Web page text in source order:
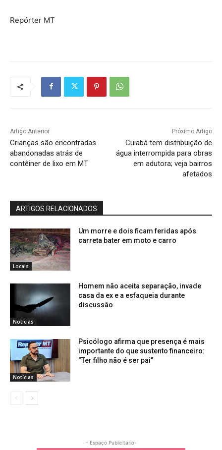
Repórter MT
Artigo Anterior
Crianças são encontradas
abandonadas atrás de
contêiner de lixo em MT
Próximo Artigo
Cuiabá tem distribuição de
água interrompida para obras
em adutora; veja bairros
afetados
ARTIGOS RELACIONADOS
Locais
Um morre e dois ficam feridas após
carreta bater em moto e carro
Notícias
Homem não aceita separação, invade
casa da ex e a esfaqueia durante
discussão
Notícias
Psicólogo afirma que presença é mais
importante do que sustento financeiro:
“Ter filho não é ser pai”
- Espaço Publicitário-